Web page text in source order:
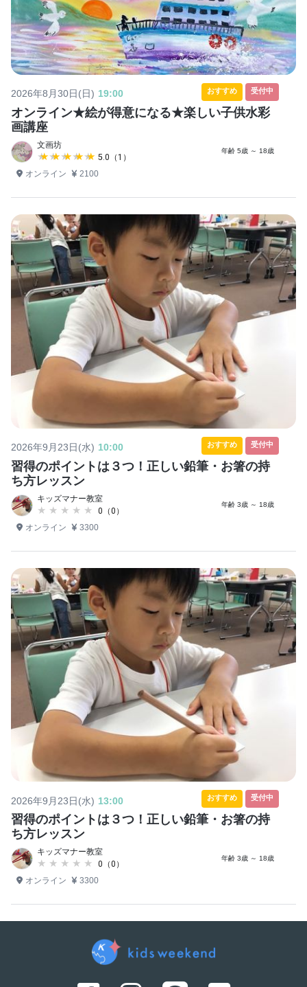
2026年8月30日(日) 19:00 おすすめ 受付中
オンライン★絵が得意になる★楽しい子供水彩
画講座
文画坊
★★★★★
★★★★★ 5.0（1） 年齢 5歳 ～ 18歳
オンライン 2100
2026年9月23日(水) 10:00 おすすめ 受付中
習得のポイントは３つ！正しい鉛筆・お箸の持
ち方レッスン
キッズマナー教室
★★★★★
★★★★★ 0（0） 年齢 3歳 ～ 18歳
オンライン 3300
2026年9月23日(水) 13:00 おすすめ 受付中
習得のポイントは３つ！正しい鉛筆・お箸の持
ち方レッスン
キッズマナー教室
★★★★★
★★★★★ 0（0） 年齢 3歳 ～ 18歳
オンライン 3300